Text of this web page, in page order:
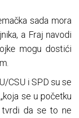
sada mora
a Fraj navodi
mogu dostići
CSU i SPD su se
se u početku
tvrdi da se to ne